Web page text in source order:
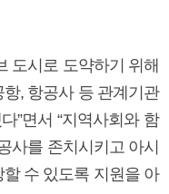
도시로 도약하기 위해
, 항공사 등 관계기관
”면서 “지역사회와 함
사를 존치시키고 아시
수 있도록 지원을 아